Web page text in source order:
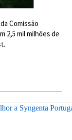
Comissão
2,5 mil milhões de